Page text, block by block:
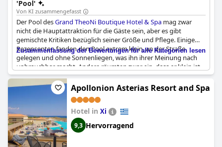
'Pool'
Von KI zusammengefasst
Der Pool desGrand TheoNi Boutique Hotel & Spa mag zwar
nicht die Hauptattraktion für die Gäste sein, aber es gibt
gemischte Kritiken bezüglich seiner Größe und Pflege. Einige
Rezensenten fanden den Pool extrem klein, an der Straße
gelegen und ohne Sonnenliegen, was ihn ihrer Meinung nach
unbrauchbar macht. Andere räumten zwar ein, dass er klein ist,
fanden ihn aber angenehm und gut gepflegt. Der Pool scheint
eher für Kinder geeignet zu sein, und ein Rezensent bezeichnete
ihn sogar als "Stachel". Der Pool auf dem Dach und das Spa
wurden jedoch von den Gästen geschätzt, die ein
entspannendes Erlebnis suchten. Insgesamt ist der Pool zwar
nicht das Highlight des Hotels, aber ein guter Ort, um ein kurzes
Bad zu nehmen oder die Kinder zu unterhalten.
Zusammenfassung der Bewertungen für alle Kategorien lesen
Apollonion Asterias Resort and Spa
Hotel in Xi
9,3 Hervorragend